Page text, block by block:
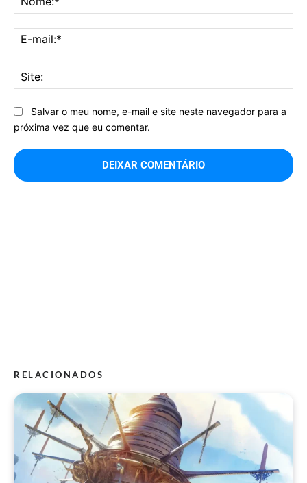
Salvar o meu nome, e-mail e site neste navegador para a
próxima vez que eu comentar.
RELACIONADOS